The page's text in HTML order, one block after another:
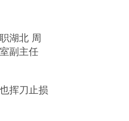
湖北 周
副主任
挥刀止损